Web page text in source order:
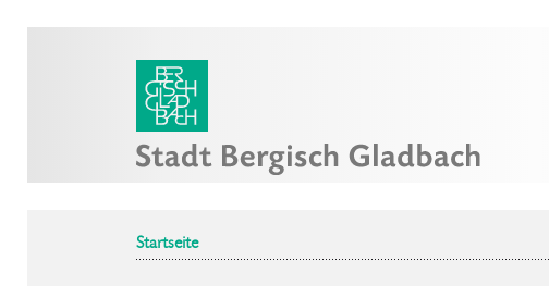
Startseite